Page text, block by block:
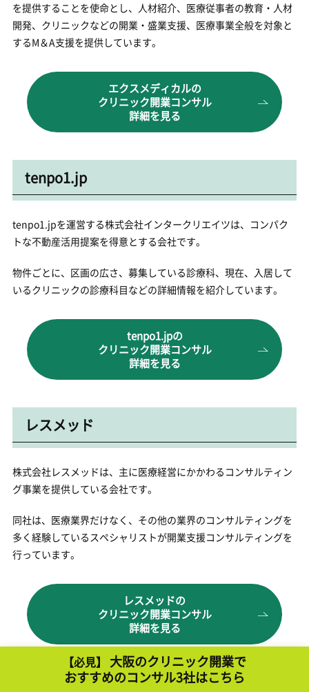
を提供することを使命とし、人材紹介、医療従事者の教育・人材
開発、クリニックなどの開業・盛業支援、医療事業全般を対象と
するM＆A支援を提供しています。
エクスメディカルの
クリニック開業コンサル
詳細を見る
tenpo1.jp
tenpo1.jpを運営する株式会社インタークリエイツは、コンパク
トな不動産活用提案を得意とする会社です。
物件ごとに、区画の広さ、募集している診療科、現在、入居して
いるクリニックの診療科目などの詳細情報を紹介しています。
tenpo1.jpの
クリニック開業コンサル
詳細を見る
レスメッド
株式会社レスメッドは、主に医療経営にかかわるコンサルティン
グ事業を提供している会社です。
同社は、医療業界だけなく、その他の業界のコンサルティングを
多く経験しているスペシャリストが開業支援コンサルティングを
行っています。
レスメッドの
クリニック開業コンサル
詳細を見る
【必見】
大阪のクリニック開業で
おすすめのコンサル3社はこちら